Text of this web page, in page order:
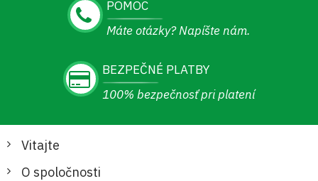
POMOC
Máte otázky? Napíšte nám.
BEZPEČNÉ PLATBY
100% bezpečnosť pri platení
Vitajte
O spoločnosti